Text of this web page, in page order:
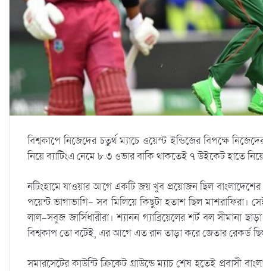
বিশ্বকাপে নিজেদের চতুর্থ ম্যাচে ওয়েস্ট ইন্ডিজের বিপক্ষে
নিয়ে ব্যাটিংএ নেমে ৮.৩ ওভার বাকি থাকতেই ৭ উইকেট হাতে নিয়ে
নটিংহামে যাওয়ার আগে একটি জয় খুব প্রয়োজন ছিল বাংলাদেশের।
পয়েন্ট ভাগাভাগি- সব মিলিয়ে কিছুটা হতাশ ছিল মাশরাফিরা।
লাল-সবুজ জার্সিধারীরা। শ্যানন গ্যাব্রিয়েলের শর্ট বল সীমানা
বিশ্বকাপ তো বটেই, এর আগে এত রান তাড়া করে জেতার রেকর্ড
সমারসেটের কাউন্টি ক্রিকেট গ্রাউন্ডে ম্যাচ শেষ হতেই প্রবাসী